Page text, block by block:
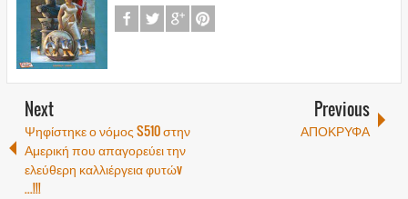
Next
Ψηφίστηκε ο νόμος S510 στην
Αμερική που απαγορεύει την
ελεύθερη καλλιέργεια φυτώv
...!!!
Previous
ΑΠΟΚΡΥΦΑ